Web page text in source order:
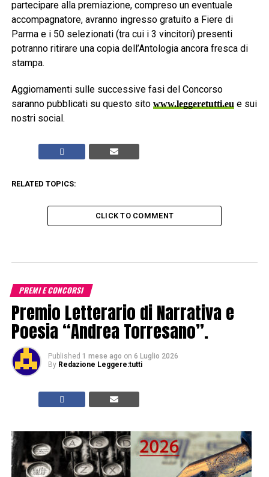
partecipare alla premiazione, compreso un eventuale
accompagnatore, avranno ingresso gratuito a Fiere di
Parma e i 50 selezionati (tra cui i 3 vincitori) presenti
potranno ritirare una copia dell’Antologia ancora fresca di
stampa.
Aggiornamenti sulle successive fasi del Concorso
saranno pubblicati su questo sito www.leggeretutti.eue sui
nostri social.
RELATED TOPICS:
CLICK TO COMMENT
PREMI E CONCORSI
Premio Letterario di Narrativa e
Poesia “Andrea Torresano”.
Published 1 mese ago on 6 Luglio 2026
By Redazione Leggere:tutti